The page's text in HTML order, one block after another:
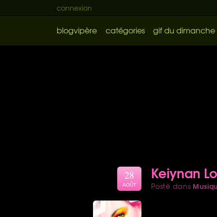
connexion
blogvipère catégories gif du dimanche
Keiynan
Posté dans
28
AOÛT